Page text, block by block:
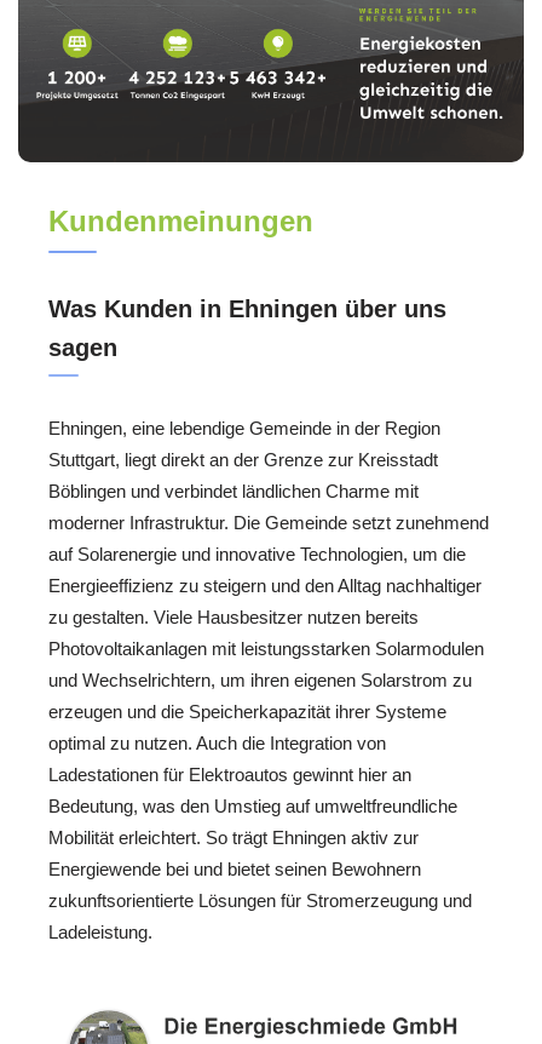
Kundenmeinungen
Was Kunden in Ehningen über uns
sagen
Ehningen, eine lebendige Gemeinde in der Region
Stuttgart, liegt direkt an der Grenze zur Kreisstadt
Böblingen und verbindet ländlichen Charme mit
moderner Infrastruktur. Die Gemeinde setzt zunehmend
auf Solarenergie und innovative Technologien, um die
Energieeffizienz zu steigern und den Alltag nachhaltiger
zu gestalten. Viele Hausbesitzer nutzen bereits
Photovoltaikanlagen mit leistungsstarken Solarmodulen
und Wechselrichtern, um ihren eigenen Solarstrom zu
erzeugen und die Speicherkapazität ihrer Systeme
optimal zu nutzen. Auch die Integration von
Ladestationen für Elektroautos gewinnt hier an
Bedeutung, was den Umstieg auf umweltfreundliche
Mobilität erleichtert. So trägt Ehningen aktiv zur
Energiewende bei und bietet seinen Bewohnern
zukunftsorientierte Lösungen für Stromerzeugung und
Ladeleistung.